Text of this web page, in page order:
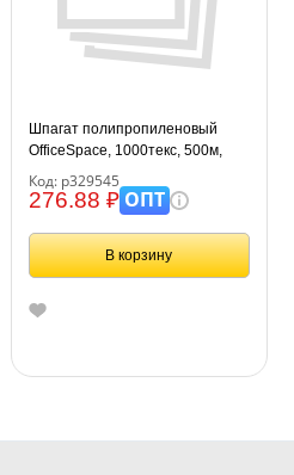
Шпагат полипропиленовый
OfficeSpace, 1000текс, 500м,
Код: р329545
276.88 ₽ОПТ
В корзину